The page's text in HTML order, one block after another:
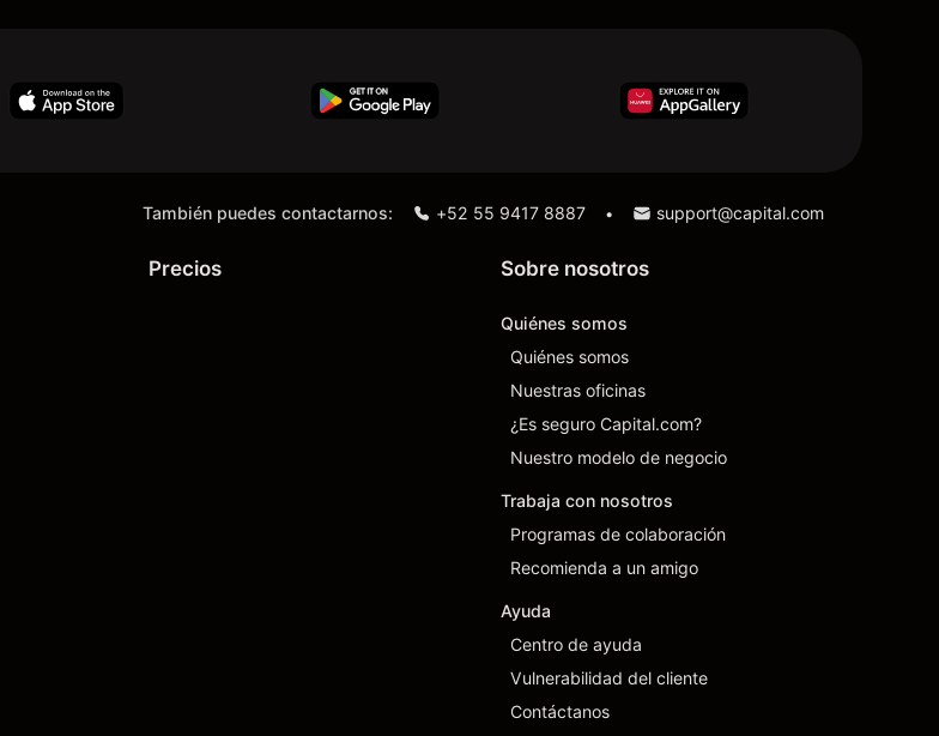
También puedes contactarnos: +52 55 9417 8887 • support@capital.com
Precios Sobre nosotros
Quiénes somos
Quiénes somos
Nuestras oficinas
¿Es seguro Capital.com?
Nuestro modelo de negocio
Trabaja con nosotros
Programas de colaboración
Recomienda a un amigo
Ayuda
Centro de ayuda
Vulnerabilidad del cliente
Contáctanos